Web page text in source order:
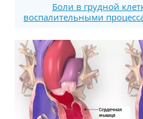
Боли в грудной
воспалительными